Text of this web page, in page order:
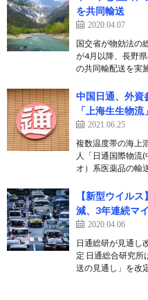
を共同輸送
2020.04.07
国交省が物効法の
が4月以降、長野
の共同輸配送を実
中国日通、外資
「上海生生物
2021.06.25
複数温度帯の海上
人「日通国際物流
オ）系医薬品の輸
【新型ウイル
減、3年連続マ
2020.04.06
日通総研が見通し
定 日通総合研究
送の見通し」を改